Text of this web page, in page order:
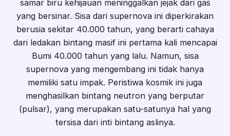
samar biru kehijauan meninggalkan jejak dari gas
yang bersinar. Sisa dari supernova ini diperkirakan
berusia sekitar 40.000 tahun, yang berarti cahaya
dari ledakan bintang masif ini pertama kali mencapai
Bumi 40.000 tahun yang lalu. Namun, sisa
supernova yang mengembang ini tidak hanya
memiliki satu impak. Peristiwa kosmik ini juga
menghasilkan bintang neutron yang berputar
(pulsar), yang merupakan satu-satunya hal yang
tersisa dari inti bintang aslinya.